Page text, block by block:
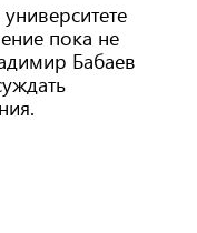
пока не
Бабаев